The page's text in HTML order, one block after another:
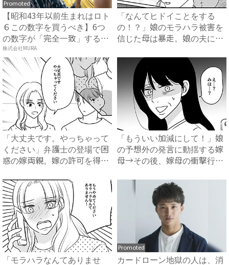
Promoted
【昭和43年以前生まれはロト
６この数字を買うべき】6つ
の数字が「完全一致」する
方...
株式会社MURA
「なんてヒドイことをする
の！？」娘のモラハラ被害を
信じた母は暴走。娘の夫に電
「大丈夫です。やっちゃって
ください」弁護士の登場で困
惑の嫁両親。嫁の許可を得た
「もういい加減にして！」娘
の予想外の発言に動揺する嫁
母→その後、嫁母の衝撃行動
「モラハラなんてありませ
Promoted
カードローン地獄の人は、消